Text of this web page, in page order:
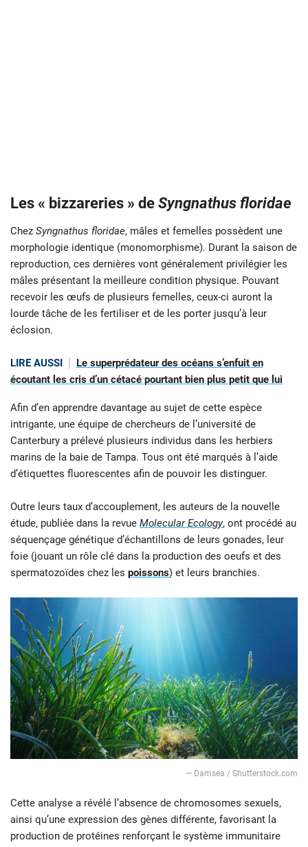
Les « bizzareries » de Syngnathus floridae
Chez Syngnathus floridae, mâles et femelles possèdent une
morphologie identique (monomorphisme). Durant la saison de
reproduction, ces dernières vont généralement privilégier les
mâles présentant la meilleure condition physique. Pouvant
recevoir les œufs de plusieurs femelles, ceux-ci auront la
lourde tâche de les fertiliser et de les porter jusqu’à leur
éclosion.
LIRE AUSSI
Le superprédateur des océans s’enfuit en
écoutant les cris d’un cétacé pourtant bien plus petit que lui
Afin d’en apprendre davantage au sujet de cette espèce
intrigante, une équipe de chercheurs de l’université de
Canterbury a prélevé plusieurs individus dans les herbiers
marins de la baie de Tampa. Tous ont été marqués à l’aide
d’étiquettes fluorescentes afin de pouvoir les distinguer.
Outre leurs taux d’accouplement, les auteurs de la nouvelle
étude, publiée dans la revue Molecular Ecology, ont procédé au
séquençage génétique d’échantillons de leurs gonades, leur
foie (jouant un rôle clé dans la production des oeufs et des
spermatozoïdes chez les poissons) et leurs branchies.
— Damsea / Shutterstock.com
Cette analyse a révélé l’absence de chromosomes sexuels,
ainsi qu’une expression des gènes différente, favorisant la
production de protéines renforçant le système immunitaire